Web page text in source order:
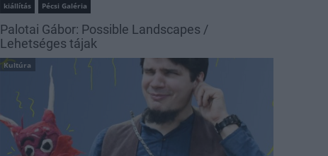
kiállítás Pécsi Galéria
Palotai Gábor: Possible Landscapes /
Lehetséges tájak
Kultúra